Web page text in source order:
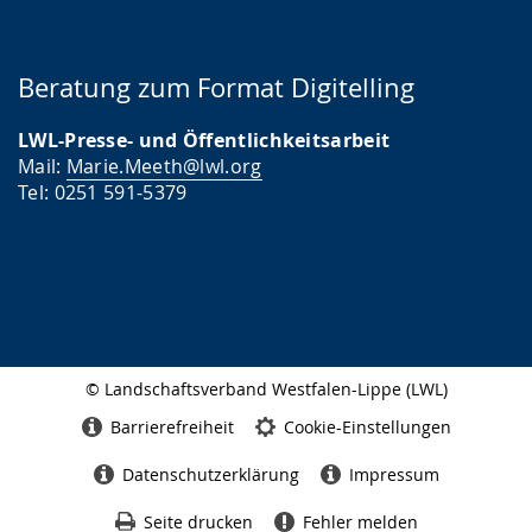
Beratung zum Format Digitelling
LWL-Presse- und Öffentlichkeitsarbeit
Mail: Marie.Meeth@lwl.org
Tel: 0251 591-5379
© Landschaftsverband Westfalen-Lippe (LWL)
Barrierefreiheit Cookie-Einstellungen
Datenschutzerklärung Impressum
Seite drucken Fehler melden